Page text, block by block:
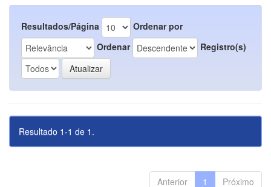
Resultados/Página
Ordenar por
Ordenar
Registro(s)
Resultado 1-1 de 1.
Anterior 1 Próximo